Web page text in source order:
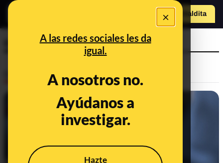
×
A las redes sociales les da
igual.
A nosotros no.
Ayúdanos a
investigar.
Hazte
Hazte Maldita
causa de muerte